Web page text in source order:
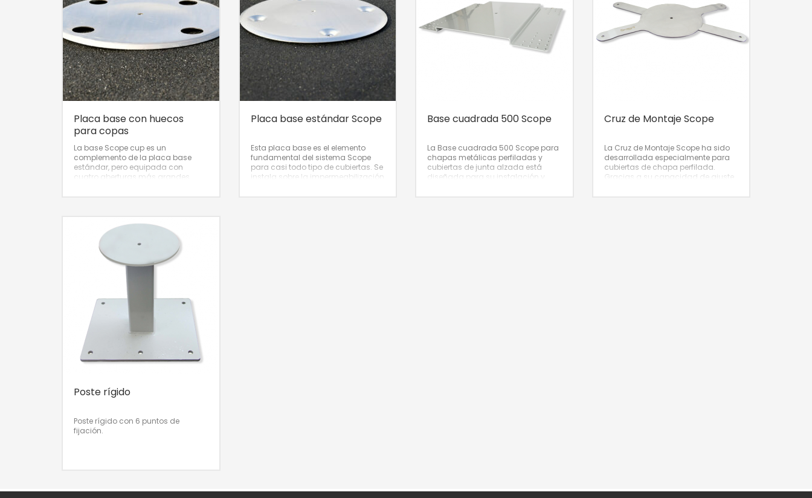
Placa base con huecos
para copas
La base Scope cup es un
complemento de la placa base
estándar, pero equipada con
cuatro aberturas más grandes
perno de anclaje se caiga hacia
abajo y no es necesario cortar el
extremo roscado.
Placa base estándar Scope
Esta placa base es el elemento
fundamental del sistema Scope
para casi todo tipo de cubiertas. Se
instala sobre la impermeabilización
Base cuadrada 500 Scope
La Base cuadrada 500 Scope para
chapas metálicas perfiladas y
cubiertas de junta alzada está
diseñada para su instalación y
Cruz de Montaje Scope
La Cruz de Montaje Scope ha sido
desarrollada especialmente para
cubiertas de chapa perfilada.
Gracias a su capacidad de ajuste,
Poste rígido
Poste rígido con 6 puntos de
fijación.